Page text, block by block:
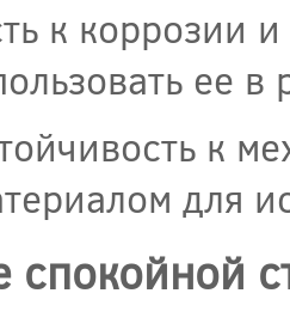
к коррозии
ее
к
для